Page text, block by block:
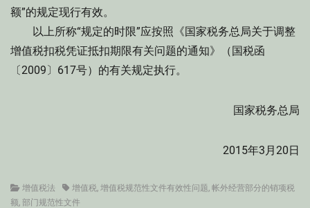
额”的规定现行有效。
以上所称“规定的时限”应按照《国家税务总局关于调整
增值税扣税凭证抵扣期限有关问题的通知》（国税函
〔2009〕617号）的有关规定执行。
国家税务总局
2015年3月20日
Categories
增值税法 Tags增值税, 增值税规范性文件有效性问题, 帐外经营部分的销项税
额, 部门规范性文件